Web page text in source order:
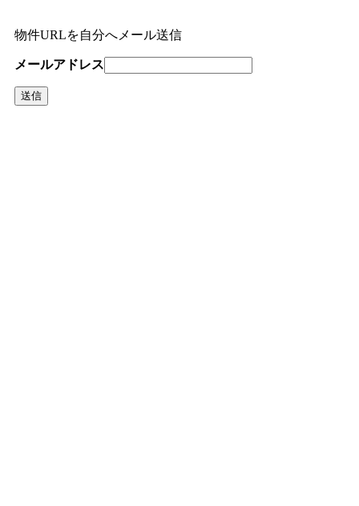
物件URLを自分へメール送信
メールアドレス